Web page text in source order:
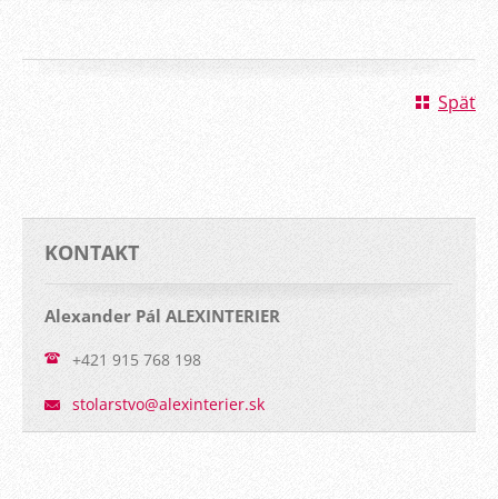
Späť
KONTAKT
Alexander Pál ALEXINTERIER
+421 915 768 198
stolarstvo@alexinterier.sk